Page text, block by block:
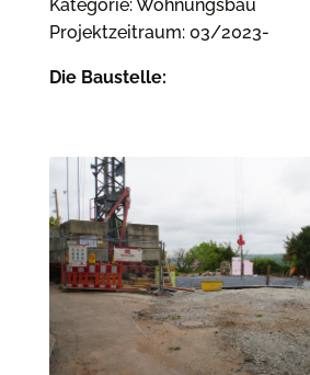
Kategorie: Wohnungsbau
Projektzeitraum: 03/2023-
Die Baustelle: